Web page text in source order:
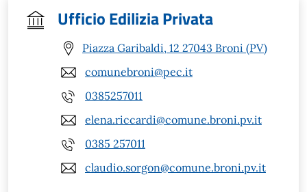
Ufficio Edilizia Privata
Piazza Garibaldi, 12 27043 Broni (PV)
comunebroni@pec.it
0385257011
elena.riccardi@comune.broni.pv.it
0385 257011
claudio.sorgon@comune.broni.pv.it